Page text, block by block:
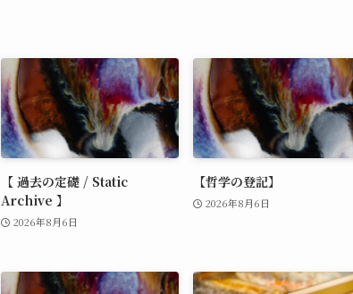
【 過去の定礎 / Static
Archive 】
2026年8月6日
【哲学の登記】
2026年8月6日